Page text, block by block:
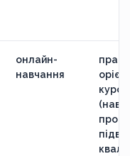
онлайн-
навчання
курс